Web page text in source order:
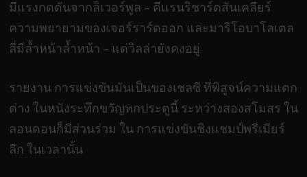
มีแรงกดดันจากลิเวอร์พูล – คีแรนริชาร์ดสันเคลียร์
ความพยายามของเจอร์ราร์ดออก และมาริโอบาโลเตล
ลี่มีล้ำหน้าล้ำหน้า – แต่วิลล่ายังคงอยู่
รายงาน การแข่งขันมันเป็นของเชลซี ที่พิสูจน์ความแตก
ต่าง ในหนังระทึกขวัญหกประตูนี้ ระหว่างสองสโมสร ใน
ลอนดอนก็มีส่วนร่วม ใน การแข่งขันชิงแชมป์พรีเมียร์
ลีก ในเวลานั้น